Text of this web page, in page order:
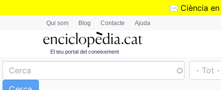
✉️ Ciència
Qui som Blog Contacte Ajuda
El teu portal del coneixement